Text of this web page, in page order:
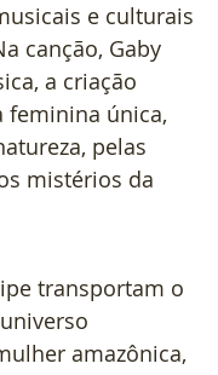
e culturais
canção, Gaby
a criação
feminina única,
pelas
mistérios da
transportam o
amazônica,